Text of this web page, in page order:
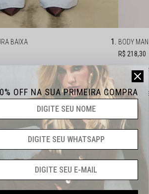
BAIXA
BODY
R$ 218,30
12x
P M
Leve os 2 produtos
12x R$ 43,25Com juros
OFF NA SUA PRIMEIRA COMPRA